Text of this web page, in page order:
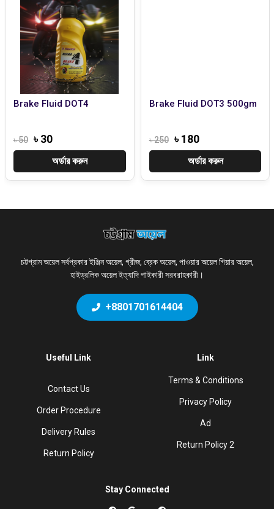
Brake Fluid DOT3 500gm
৳ 250 ৳ 180
অর্ডার করুন
JCL Brake Fluid
৳ 250 ৳ 180
অর্ডার করুন
চট্টগ্রাম অয়েল সর্বপ্রকার ইঞ্জিন অয়েল, গ্রীজ, ব্রেক অয়েল, পাওয়ার অয়েল গিয়ার অয়েল,
হাইড্রলিক অয়েল ইত্যাদি পাইকারী সরবরাহকারী।
+8801701614404
Useful Link
Contact Us
Order Procedure
Delivery Rules
Return Policy
Link
Terms & Conditions
Privacy Policy
Ad
Return Policy 2
Stay Connected